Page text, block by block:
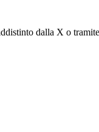
dalla X o